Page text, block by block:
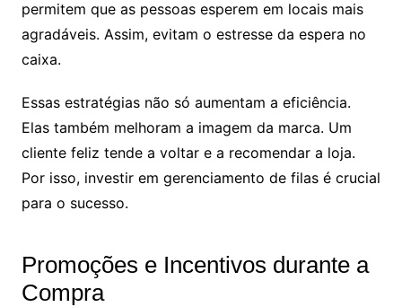
permitem que as pessoas esperem em locais mais
agradáveis. Assim, evitam o estresse da espera no
caixa.
Essas estratégias não só aumentam a eficiência.
Elas também melhoram a imagem da marca. Um
cliente feliz tende a voltar e a recomendar a loja.
Por isso, investir em gerenciamento de filas é crucial
para o sucesso.
Promoções e Incentivos durante a
Compra